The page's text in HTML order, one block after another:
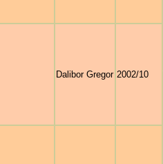
Dalibor Gregor 2002/10